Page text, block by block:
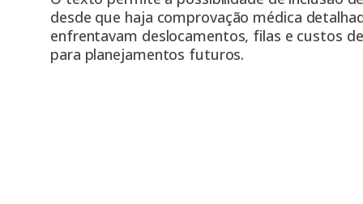
desde que haja comprovação médica
enfrentavam deslocamentos, filas e custos
para planejamentos futuros.